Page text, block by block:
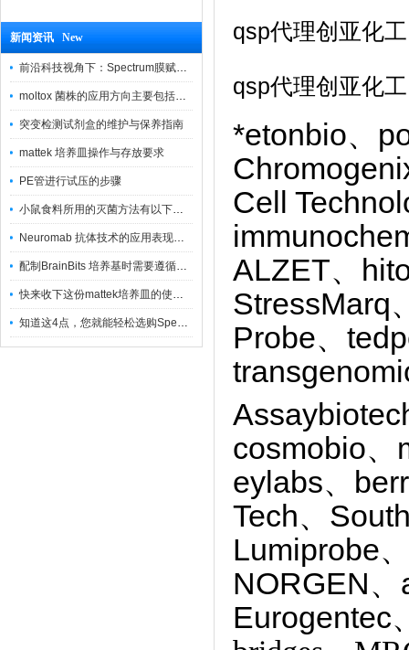
新闻资讯 New
前沿科技视角下：Spectrum膜赋能精密制造
moltox 菌株的应用方向主要包括以下几个方面
突变检测试剂盒的维护与保养指南
mattek 培养皿操作与存放要求
PE管进行试压的步骤
小鼠食料所用的灭菌方法有以下三种
Neuromab 抗体技术的应用表现在这几方面
配制BrainBits 培养基时需要遵循的原则
快来收下这份mattek培养皿的使用指南
知道这4点，您就能轻松选购Spectrum 膜
qsp代理创亚化
qsp代理创亚化
*etonbio、
Cell
ALZET、
StressMarq
Probe、
cosmobio、
eylabs、
Tech、
Lumiprobe
NORGEN、
Eurogentec